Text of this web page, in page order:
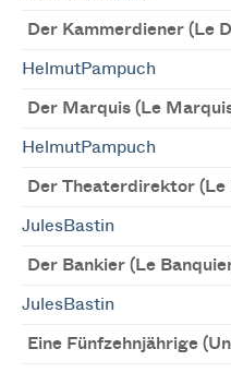
Der Kammerdiener (Le
HelmutPampuch
Der Marquis (Le
HelmutPampuch
Der Theaterdirektor
JulesBastin
Der Bankier (Le
JulesBastin
Eine Fünfzehnjährige